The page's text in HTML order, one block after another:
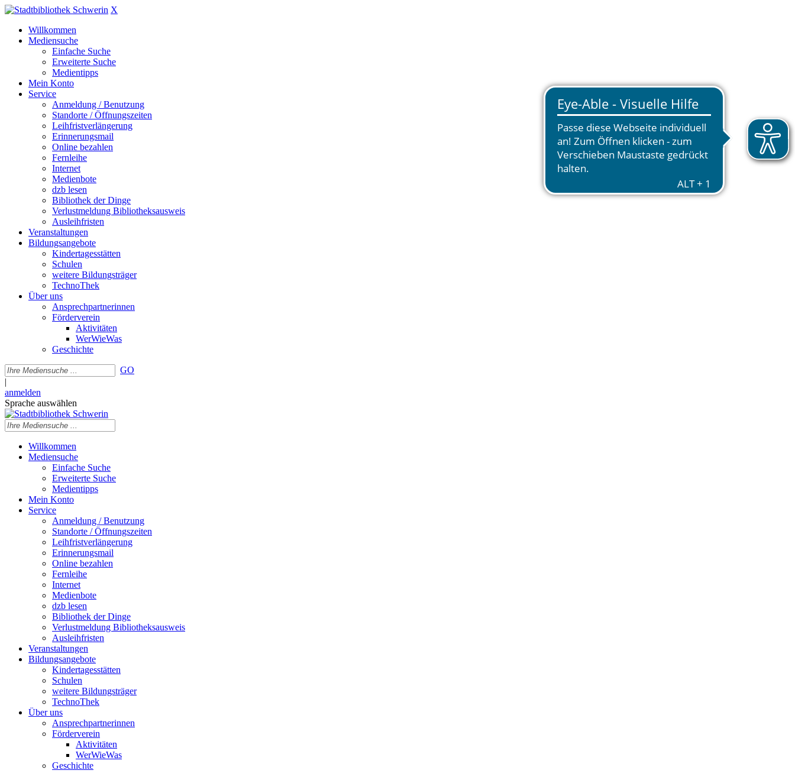
X
Willkommen
Mediensuche
Einfache Suche
Erweiterte Suche
Medientipps
Mein Konto
Service
Anmeldung / Benutzung
Standorte / Öffnungszeiten
Leihfristverlängerung
Erinnerungsmail
Online bezahlen
Fernleihe
Internet
Medienbote
dzb lesen
Bibliothek der Dinge
Verlustmeldung Bibliotheksausweis
Ausleihfristen
Veranstaltungen
Bildungsangebote
Kindertagesstätten
Schulen
weitere Bildungsträger
TechnoThek
Über uns
Ansprechpartnerinnen
Förderverein
Aktivitäten
WerWieWas
Geschichte
GO
|
anmelden
Sprache auswählen
Willkommen
Mediensuche
Einfache Suche
Erweiterte Suche
Medientipps
Mein Konto
Service
Anmeldung / Benutzung
Standorte / Öffnungszeiten
Leihfristverlängerung
Erinnerungsmail
Online bezahlen
Fernleihe
Internet
Medienbote
dzb lesen
Bibliothek der Dinge
Verlustmeldung Bibliotheksausweis
Ausleihfristen
Veranstaltungen
Bildungsangebote
Kindertagesstätten
Schulen
weitere Bildungsträger
TechnoThek
Über uns
Ansprechpartnerinnen
Förderverein
Aktivitäten
WerWieWas
Geschichte